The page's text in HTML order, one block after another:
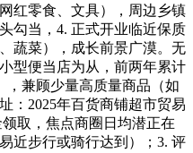
红零食、文具），周边乡镇
勾当，4. 正式开业临近保质
蔬菜），成长前景广漠。无
型便当店为从，前两年累计
，兼顾少量高质量商品（如
：2025年百货商铺超市贸易
取，焦点商圈日均潜正在
近步行或骑行达到）；3. 评